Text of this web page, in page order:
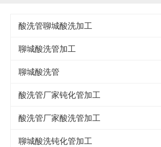
酸洗管聊城酸洗加工
聊城酸洗管加工
聊城酸洗管
酸洗管厂家钝化管加工
酸洗管厂家酸洗管加工
聊城酸洗钝化管加工